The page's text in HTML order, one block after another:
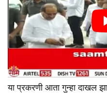
या प्रकरणी आता गुन्हा दाखल